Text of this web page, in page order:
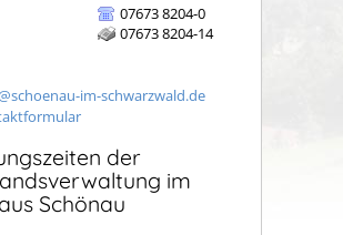
07673 8204-0
07673 8204-14
im-schwarzwald.de
der
im
Schönau